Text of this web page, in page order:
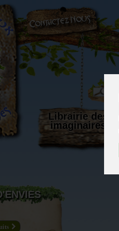
Librairie des
imaginaires